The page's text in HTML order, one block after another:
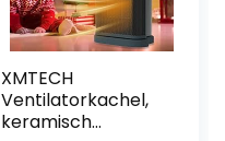
XMTECH
Ventilatorkachel,
keramisch